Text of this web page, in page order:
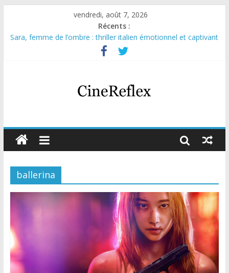
vendredi, août 7, 2026
Récents :
Sara, femme de l’ombre : thriller italien émotionnel et captivant
Journal d’une fille larguée : nouvelle série suédoise sur Netflix
Aema : mini-série sur le tournage d’un film érotique devenu
Glass Heart : excellente série musicale avec Takeru Satō
Olympo, saison 1 : nouvelle série qui séduira les fans de
ballerina